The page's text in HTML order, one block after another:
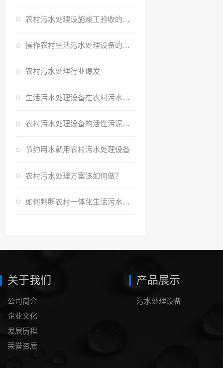
农村污水处理设施竣工验收的流程是怎样的？
操作农村生活污水处理设备的正确流程是怎样的？
农村污水处理行业爆发
生活污水处理设备在农村污水处理中的应用
农村污水处理设备的活性污泥该如何处理？
节约用水就用农村污水处理设备
农村污水处理方案该如何做？
如何判断农村一体化生活污水处理设备中的污泥状况
关于我们
公司简介
企业文化
发展历程
荣誉资质
产品展示
污水处理设备